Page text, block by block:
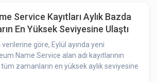
Service Kayıtları Aylık Bazda
En Yüksek Seviyesine Ulaştı
göre, Eylül ayında yeni
Name Service alan adı kayıtlarının
tüm zamanların en yüksek aylık seviyesine